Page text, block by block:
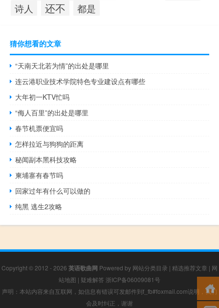
诗人 还不 都是
猜你想看的文章
“天南天北若为情”的出处是哪里
连云港职业技术学院特色专业建设点有哪些
大年初一KTV忙吗
“侮人百里”的出处是哪里
春节机票便宜吗
怎样拉近与狗狗的距离
秘闻副本黑科技攻略
柬埔寨有春节吗
回家过年有什么可以做的
纯黑 逃生2攻略
Copyright © 2012 - 2026 英语歌曲网 Powered by 网站分类目录 | 精选推荐文章 | 网
站地图 | 疑难解答 浙ICP备06009081号
声明：本站内容来自互联网，如信息有错误可发邮件到f_fb#foxmail.com说明，我们
会及时纠正，谢谢